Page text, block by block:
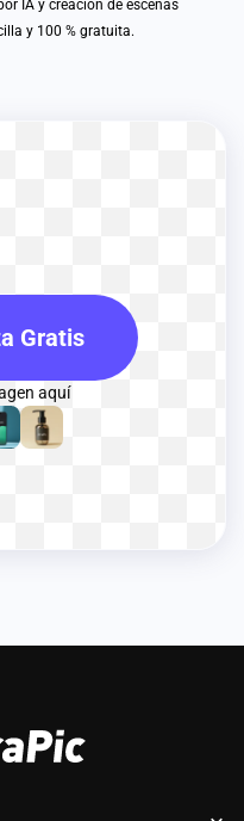
IA y creación de escenas
y 100 % gratuita.
Gratis
aquí